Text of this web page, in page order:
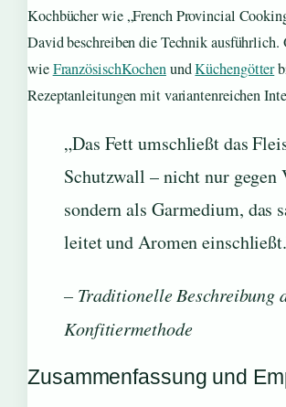
Kochbücher wie „French Provincial
David beschreiben die Technik ausführlich.
wieFranzösischKochenundKüchengötter
Rezeptanleitungen mit variantenreichen
„Das Fett umschließt das
Schutzwall – nicht nur gegen
sondern als Garmedium, das
leitet und Aromen
– Traditionelle Beschreibung
Konfitiermethode
Zusammenfassung und